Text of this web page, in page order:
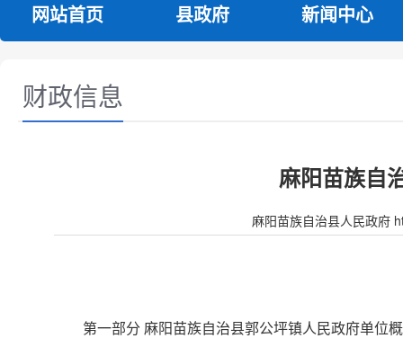
网站首页 县政府 新闻中心
财政信息
麻阳苗族自
麻阳苗族自治县人民政府
第一部分 麻阳苗族自治县郭公坪镇人民政府单位